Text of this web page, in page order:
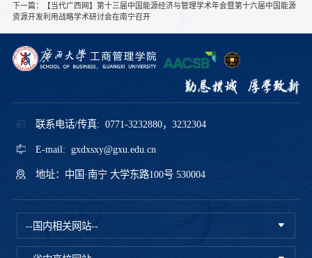
下一篇：
【当代广西网】第十三届中国能源经济与管理学术年会暨第十六届中国能源
资源开发利用战略学术研讨会在南宁召开
联系电话/传真: 0771-3232880，3232304
E-mail: gxdxsxy@gxu.edu.cn
地址：中国·南宁 大学东路100号 530004
--国内相关网站--